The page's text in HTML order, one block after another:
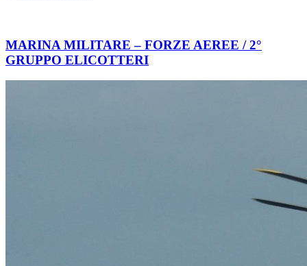
MARINA MILITARE – FORZE AEREE / 2°
GRUPPO ELICOTTERI